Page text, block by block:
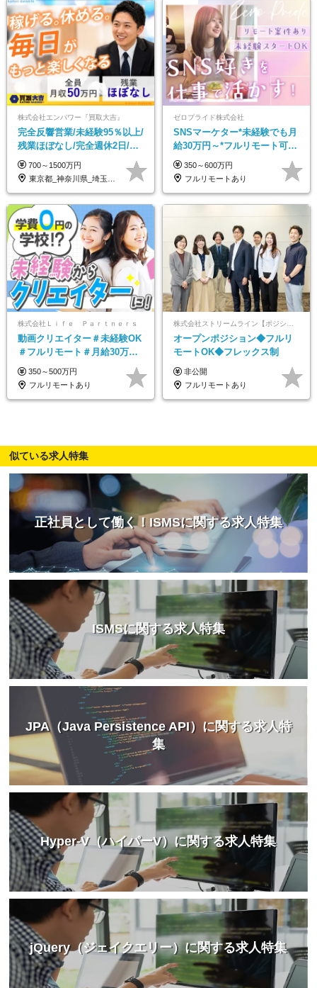
株式会社エンパワー『買取大吉』
完全反響営業/未経験95％以上/
残業ほぼなし/完全週休2日/月
収50万円スタート！/賞与年2
回
700～1500万円
東京都_神奈川県_埼玉県_千葉県_大阪府…
ゼロプライド株式会社
SNSマーケター*未経験でも月
給30万円～*フルリモート可
*SNS好き歓迎*年休130日*有
休取得率100%
350～600万円
フルリモートあり
株式会社Ｌｉｆｅ Ｐａｒｔｎｅｒｓ
動画クリエイター＃未経験OK
＃フルリモート＃月給30万～#
髪色・ネイル・服装自由#残業
少なめ#土日祝休み
350～500万円
フルリモートあり
オープンポジション◆フルリ
モートOK◆フレックス制
非公開
フルリモートあり
似ている求人特集
正社員として働く！ISMSに関する求人特集
ISMSに関する求人特集
JPA（Java Persistence API）に関する求人特
集
Hyper-V（ハイパーV）に関する求人特集
jQuery（ジェイクエリー）に関する求人特集